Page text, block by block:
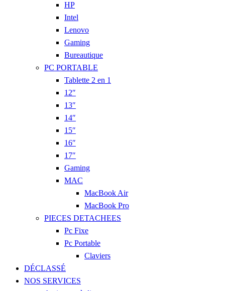
HP
Intel
Lenovo
Gaming
Bureautique
PC PORTABLE
Tablette 2 en 1
12″
13″
14″
15″
16″
17″
Gaming
MAC
MacBook Air
MacBook Pro
PIECES DETACHEES
Pc Fixe
Pc Portable
Claviers
DÉCLASSÉ
NOS SERVICES